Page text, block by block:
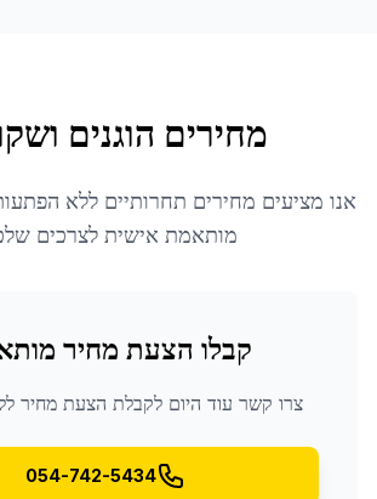
מחירים הוגנים
אנו מציעים מחירים תחרותיים ללא
מותאמת אישית לצרכים
קבלו הצעת מחיר
צרו קשר עוד היום לקבלת הצעת מחיר
054-742-5434